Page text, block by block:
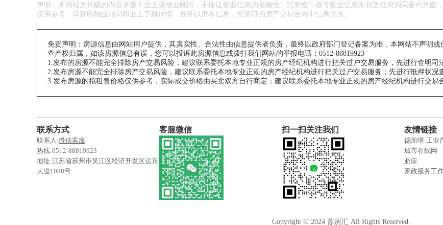
声明：本网站所刊载的内容来源于业主或物业顾问，不保证物业信息的准确性、完整性；该等物业信息不包含任何购买要约意图
仅供参考，请致电物业顾问和业主了解详情，最终以房本信息，您签订的房产交易合同中信息为准。
免责声明：房源信息由网站用户提供，其真实性、合法性由信息提供者负责，最终以政府部门登记备案为准，本网站不声明
查产权归属，如该房源信息有误，您可以投诉此房源信息或拨打我们网站的举报电话：0512-88819923
1.发布的房源不能完全排除房产交易风险，建议联系委托本地专业正规的房产经纪机构进行把关过户交易服务，先进行查明司
2.发布房源不能完全排除房产交易风险，建议联系委托本地专业正规的房产经纪机构进行把关过户交易服务；先进行抵押状况
3.发布房源的拟租售价格仅供参考，实际成交价格由买卖双方自行商定；建议联系委托本地专业正规的房产经纪机构进行交易
联系方式
联系人:微信客服
热线:0512-88819923
地址:江苏省苏州市吴江区经济开发区运东
大道1088号
客服微信 扫一扫关注我们 友情链接
德而塔-工业
城市在线网
必应
家政服务工
Copyright © 2024 苏房汇 All Rights Reserved.